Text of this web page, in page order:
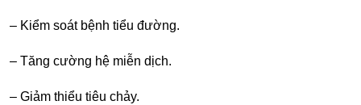
– Kiểm soát bệnh tiểu đường.
– Tăng cường hệ miễn dịch.
– Giảm thiểu tiêu chảy.